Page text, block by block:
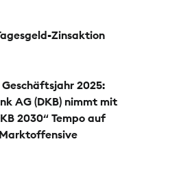
Zinsaktion
2025:
AG (DKB) nimmt mit
2030“ Tempo auf